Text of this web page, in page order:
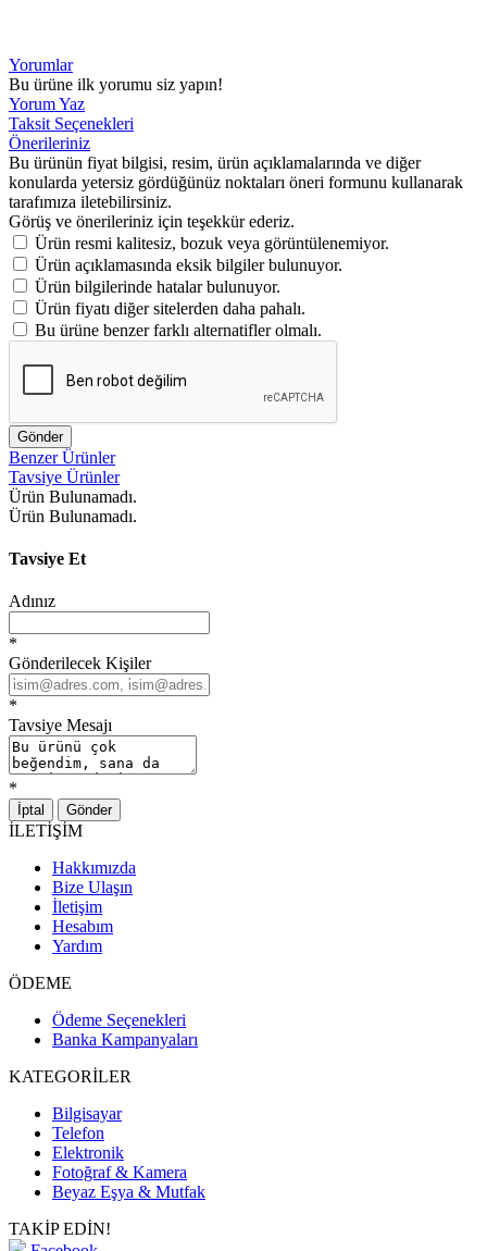
Yorumlar
Bu ürüne ilk yorumu siz yapın!
Yorum Yaz
Taksit Seçenekleri
Önerileriniz
Bu ürünün fiyat bilgisi, resim, ürün açıklamalarında ve diğer
konularda yetersiz gördüğünüz noktaları öneri formunu kullanarak
tarafımıza iletebilirsiniz.
Görüş ve önerileriniz için teşekkür ederiz.
Ürün resmi kalitesiz, bozuk veya görüntülenemiyor.
Ürün açıklamasında eksik bilgiler bulunuyor.
Ürün bilgilerinde hatalar bulunuyor.
Ürün fiyatı diğer sitelerden daha pahalı.
Bu ürüne benzer farklı alternatifler olmalı.
Gönder
Benzer Ürünler
Tavsiye Ürünler
Ürün Bulunamadı.
Ürün Bulunamadı.
Tavsiye Et
Adınız
*
Gönderilecek Kişiler
*
Tavsiye Mesajı
*
İptal Gönder
İLETİŞİM
Hakkımızda
Bize Ulaşın
İletişim
Hesabım
Yardım
ÖDEME
Ödeme Seçenekleri
Banka Kampanyaları
KATEGORİLER
Bilgisayar
Telefon
Elektronik
Fotoğraf & Kamera
Beyaz Eşya & Mutfak
TAKİP EDİN!